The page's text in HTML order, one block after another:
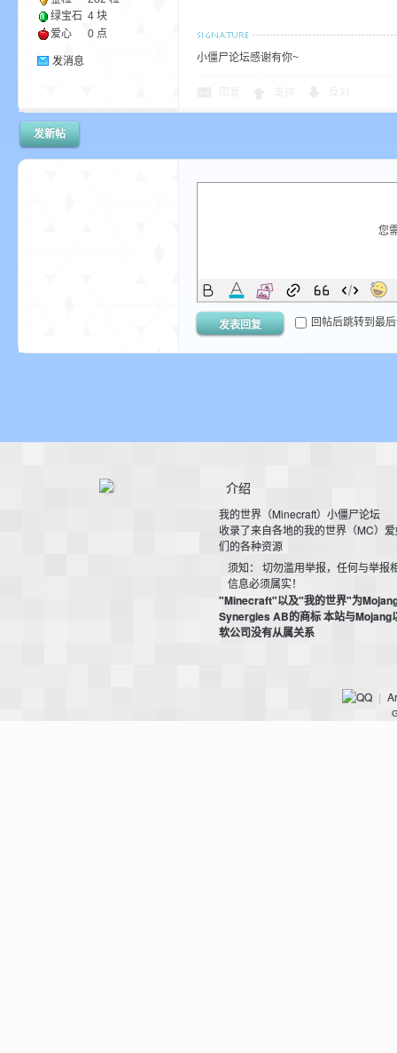
世
绿宝石 4 块
爱心
0 点
发消息 小僵尸论坛感谢有你~
发新帖
您
发表回复 回帖后跳转到最
介绍
我的世界（Minecraft）小僵尸论坛
收录了来自各地的我的世界（MC）
们的各种资源
须知： 切勿滥用举报，任何与举报
信息必须属实！
"Minecraft"以及"我的世界"为
Synergies AB的商标 本站与Mojang
软公司没有从属关系